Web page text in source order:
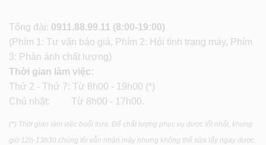
Tổng đài: 0911.88.99.11 (8:00-19:00)
(Phím 1: Tư vấn báo giá, Phím 2: Hỏi tình trạng máy, Phím
3: Phản ánh chất lượng)
Thời gian làm việc:
Thứ 2 - Thứ 7: Từ 8h00 - 19h00 (*)
Chủ nhật: Từ 8h00 - 17h00.
(*) Thời gian làm việc buổi trưa: Để chất lượng phục vụ được tốt nhất, khung
giờ 12h-13h30 chúng tôi vẫn nhận máy nhưng không thể sửa lấy ngay được.